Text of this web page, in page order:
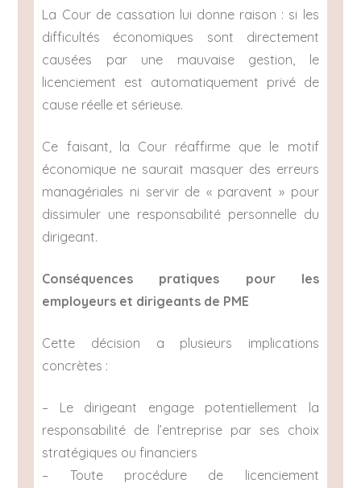
La Cour de cassation lui donne raison : si les
difficultés économiques sont directement
causées par une mauvaise gestion, le
licenciement est automatiquement privé de
cause réelle et sérieuse.
Ce faisant, la Cour réaffirme que le motif
économique ne saurait masquer des erreurs
managériales ni servir de « paravent » pour
dissimuler une responsabilité personnelle du
dirigeant.
Conséquences pratiques pour les
employeurs et dirigeants de PME
Cette décision a plusieurs implications
concrètes :
– Le dirigeant engage potentiellement la
responsabilité de l’entreprise par ses choix
stratégiques ou financiers
– Toute procédure de licenciement